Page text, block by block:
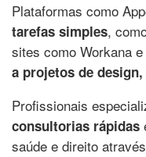
Plataformas como
tarefas simples,
sites como Workana
a projetos de
Profissionais
consultorias rápidas
saúde e direito